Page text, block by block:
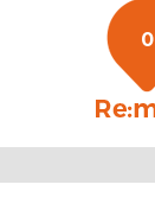
0